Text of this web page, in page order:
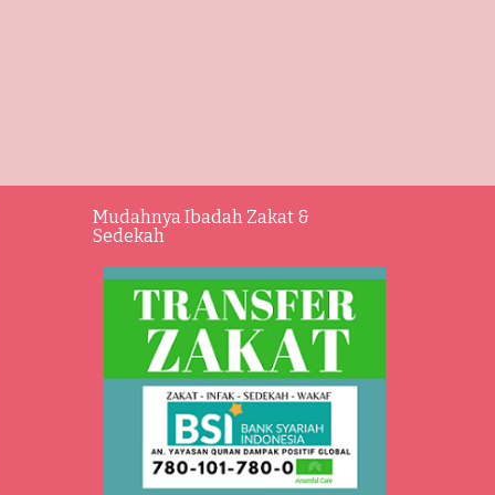
Mudahnya Ibadah Zakat &
Sedekah